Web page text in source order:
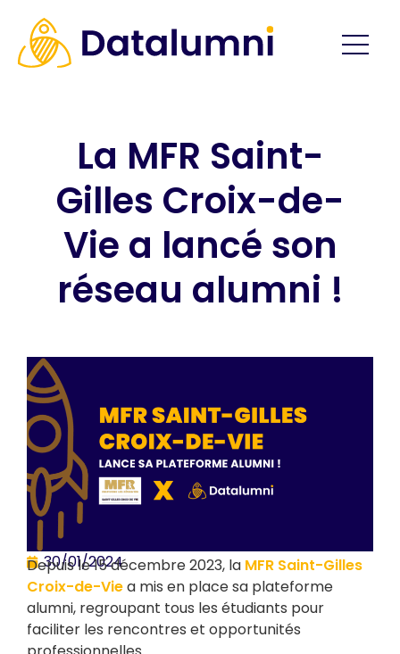
La MFR Saint-
Gilles Croix-de-
Vie a lancé son
réseau alumni !
30/01/2024
Depuis le 15 décembre 2023, la MFR Saint-Gilles
Croix-de-Viea mis en place sa plateforme
alumni, regroupant tous les étudiants pour
faciliter les rencontres et opportunités